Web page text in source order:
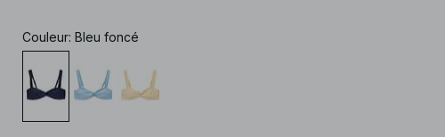
Couleur: Bleu foncé